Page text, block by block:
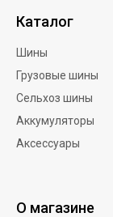
Каталог
Шины
Грузовые шины
Сельхоз шины
Аккумуляторы
Аксессуары
О магазине